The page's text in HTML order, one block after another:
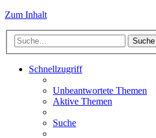
Zum Inhalt
Suche
Schnellzugriff
Unbeantwortete Themen
Aktive Themen
Suche